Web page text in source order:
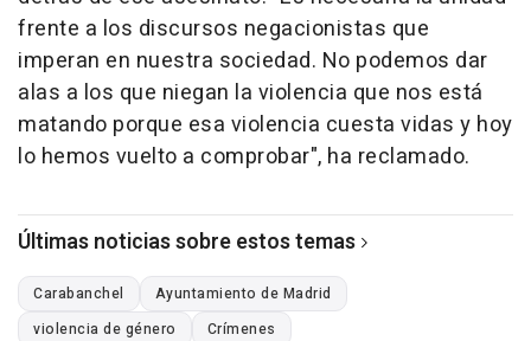
frente a los discursos negacionistas que
imperan en nuestra sociedad. No podemos dar
alas a los que niegan la violencia que nos está
matando porque esa violencia cuesta vidas y hoy
lo hemos vuelto a comprobar", ha reclamado.
Últimas noticias sobre estos temas
Carabanchel
Ayuntamiento de Madrid
violencia de género
Crímenes